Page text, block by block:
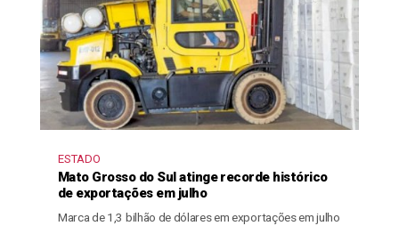
ESTADO
Mato Grosso do Sul atinge recorde histórico
de exportações em julho
Marca de 1,3 bilhão de dólares em exportações em julho